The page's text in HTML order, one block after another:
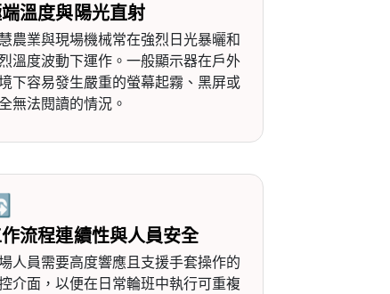
溫度與陽光直射
農業與現場機械常在強烈日光暴曬和
溫度波動下運作。一般顯示器在戶外
下容易發生嚴重的螢幕起霧、黑屏或
無法閱讀的情況。
流程連續性與人員安全
人員需要高度響應且支援手套操作的
介面，以便在日常輪班中執行可重複